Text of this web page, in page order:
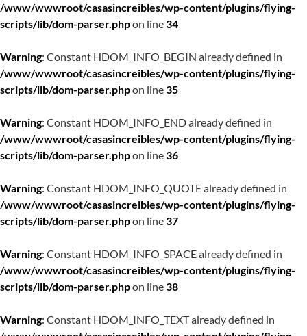
/www/wwwroot/casasincreibles/wp-content/plugins/flying-
scripts/lib/dom-parser.phpon line34
Warning: Constant HDOM_INFO_BEGIN already defined in
/www/wwwroot/casasincreibles/wp-content/plugins/flying-
scripts/lib/dom-parser.phpon line35
Warning: Constant HDOM_INFO_END already defined in
/www/wwwroot/casasincreibles/wp-content/plugins/flying-
scripts/lib/dom-parser.phpon line36
Warning: Constant HDOM_INFO_QUOTE already defined in
/www/wwwroot/casasincreibles/wp-content/plugins/flying-
scripts/lib/dom-parser.phpon line37
Warning: Constant HDOM_INFO_SPACE already defined in
/www/wwwroot/casasincreibles/wp-content/plugins/flying-
scripts/lib/dom-parser.phpon line38
Warning: Constant HDOM_INFO_TEXT already defined in